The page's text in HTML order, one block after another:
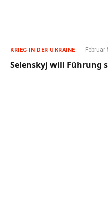
KRIEG IN DER UKRAINE Februar
Selenskyj will Führung